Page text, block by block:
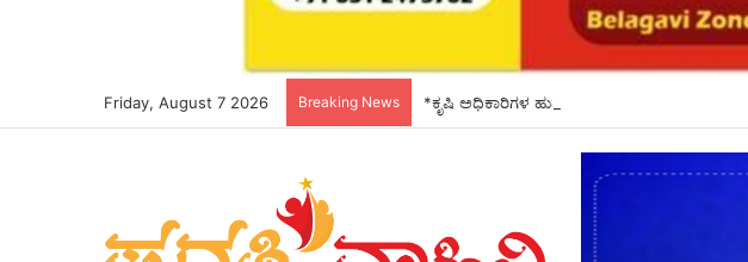
Friday, August 7 2026 Breaking News *ಕೃಷಿ ಅಧಿಕಾರಿಗಳ ಹುದ್ದೆ ನೇಮಕಾತಿ ಪರೀಕ್ಷೆ ಮುಂದೂಡಿಕೆ*